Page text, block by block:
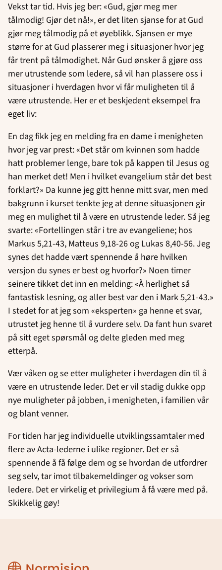
Vekst tar tid. Hvis jeg ber: «Gud, gjør meg mer
tålmodig! Gjør det nå!», er det liten sjanse for at Gud
gjør meg tålmodig på et øyeblikk. Sjansen er mye
større for at Gud plasserer meg i situasjoner hvor jeg
får trent på tålmodighet. Når Gud ønsker å gjøre oss
mer utrustende som ledere, så vil han plassere oss i
situasjoner i hverdagen hvor vi får muligheten til å
være utrustende. Her er et beskjedent eksempel fra
eget liv:
En dag fikk jeg en melding fra en dame i menigheten
hvor jeg var prest: «Det står om kvinnen som hadde
hatt problemer lenge, bare tok på kappen til Jesus og
han merket det! Men i hvilket evangelium står det best
forklart?» Da kunne jeg gitt henne mitt svar, men med
bakgrunn i kurset tenkte jeg at denne situasjonen gir
meg en mulighet til å være en utrustende leder. Så jeg
svarte: «Fortellingen står i tre av evangeliene; hos
Markus 5,21-43, Matteus 9,18-26 og Lukas 8,40-56. Jeg
synes det hadde vært spennende å høre hvilken
versjon du synes er best og hvorfor?» Noen timer
seinere tikket det inn en melding: «Å herlighet så
fantastisk lesning, og aller best var den i Mark 5,21-43.»
I stedet for at jeg som «eksperten» ga henne et svar,
utrustet jeg henne til å vurdere selv. Da fant hun svaret
på sitt eget spørsmål og delte gleden med meg
etterpå.
Vær våken og se etter muligheter i hverdagen din til å
være en utrustende leder. Det er vil stadig dukke opp
nye muligheter på jobben, i menigheten, i familien vår
og blant venner.
For tiden har jeg individuelle utviklingssamtaler med
flere av Acta-lederne i ulike regioner. Det er så
spennende å få følge dem og se hvordan de utfordrer
seg selv, tar imot tilbakemeldinger og vokser som
ledere. Det er virkelig et privilegium å få være med på.
Skikkelig gøy!
Region